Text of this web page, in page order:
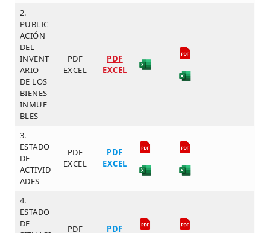
2.
PUBLIC
ACIÓN
DEL
INVENT
ARIO
DE LOS
BIENES
INMUE
BLES
PDF
EXCEL
PDF
EXCEL
3.
ESTADO
DE
ACTIVID
ADES
PDF
EXCEL
PDF
EXCEL
4.
ESTADO
DE
PDF
PDF